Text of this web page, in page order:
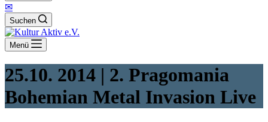
✉
Suchen
Menü
25.10. 2014 | 2. Pragomania
Bohemian Metal Invasion Live